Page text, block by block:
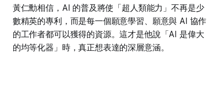
黃仁勳相信，AI 的普及將使「超人類能力」不再是少
數精英的專利，而是每一個願意學習、願意與 AI 協作
的工作者都可以獲得的資源。這才是他說「AI 是偉大
的均等化器」時，真正想表達的深層意涵。